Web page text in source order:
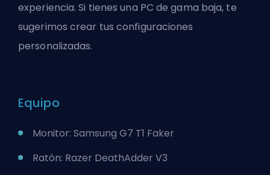
experiencia. Si tienes una PC de gama baja, te
sugerimos crear tus configuraciones
personalizadas.
Equipo
Monitor: Samsung G7 T1 Faker
Ratón: Razer DeathAdder V3